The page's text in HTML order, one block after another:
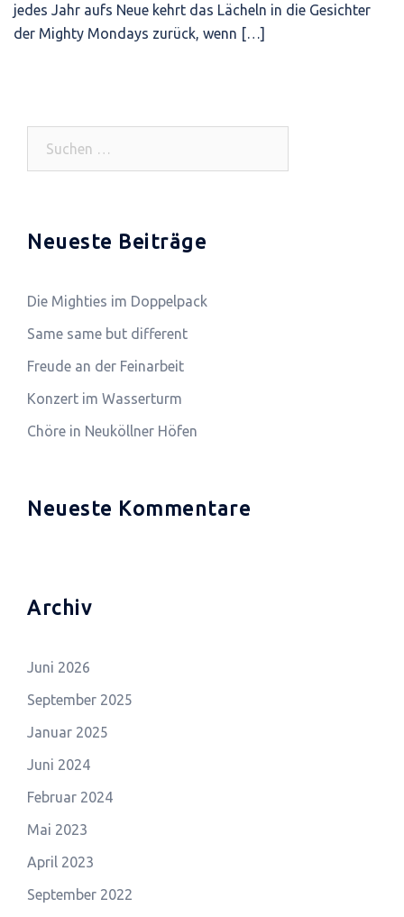
jedes Jahr aufs Neue kehrt das Lächeln in die Gesichter
der Mighty Mondays zurück, wenn […]
Neueste Beiträge
Die Mighties im Doppelpack
Same same but different
Freude an der Feinarbeit
Konzert im Wasserturm
Chöre in Neuköllner Höfen
Neueste Kommentare
Archiv
Juni 2026
September 2025
Januar 2025
Juni 2024
Februar 2024
Mai 2023
April 2023
September 2022